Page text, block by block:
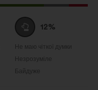
Утримуюся
:
12%
Не маю чіткої думки
:разів
Незрозуміле
:разів
Байдуже
:разів
мережі